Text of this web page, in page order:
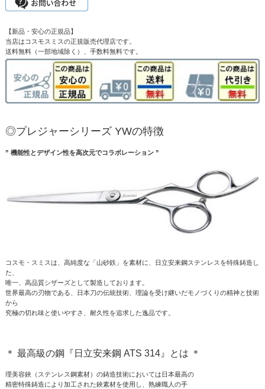
【新品・安心の正規品】
当店はコスモスミスの正規販売代理店です。
送料無料（一部地域除く）、手数料無料です。
◎プレジャーシリーズ YWの特徴
” 機能性とデザイン性を高次元でコラボレーション ”
コスモ・スミスは、高純度な「山砂鉄」を素材に、日立安来鋼ステンレスを特殊鋳造し
た、
唯一、高品質シザーズとして製造しております。
世界最高の刃物である、日本刀の伝統技術、理論を受け継いだモノづくりの精神と技術
から
究極の切れ味と使いやすさ、耐久性を追求した逸品です。
＊ 最高級の鋼『日立安来鋼 ATS 314』とは ＊
理美容鋏（ステンレス鋼素材）の鋳造技術においては日本最高の
精密特殊鋳造により加工された鋏素材を使用し、熟練職人の手